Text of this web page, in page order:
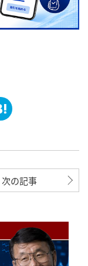
次の記事